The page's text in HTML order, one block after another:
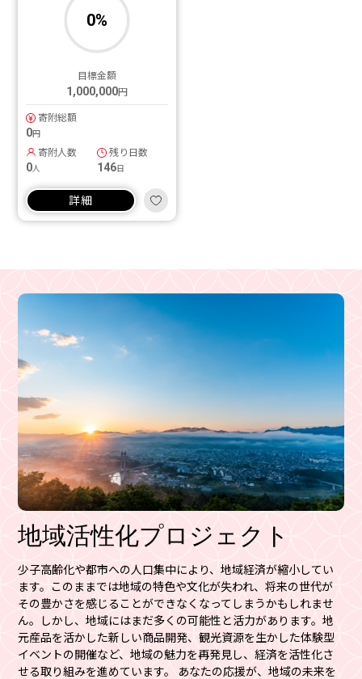
寄附総額
0円
寄附人数
0人
残り日数
146日
0%
目標金額
1,000,000円
詳細
地域活性化プロジェクト
少子高齢化や都市への人口集中により、地域経済が縮小してい
ます。このままでは地域の特色や文化が失われ、将来の世代が
その豊かさを感じることができなくなってしまうかもしれませ
ん。しかし、地域にはまだ多くの可能性と活力があります。地
元産品を活かした新しい商品開発、観光資源を生かした体験型
イベントの開催など、地域の魅力を再発見し、経済を活性化さ
せる取り組みを進めています。 あなたの応援が、地域の未来を